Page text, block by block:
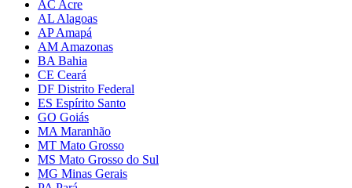
AC Acre
AL Alagoas
AP Amapá
AM Amazonas
BA Bahia
CE Ceará
DF Distrito Federal
ES Espírito Santo
GO Goiás
MA Maranhão
MT Mato Grosso
MS Mato Grosso do Sul
MG Minas Gerais